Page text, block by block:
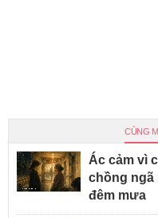
CÙNG
Ác cảm vì
chồng ngã
đêm mưa